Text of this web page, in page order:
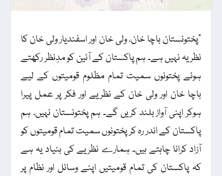
"پختونستان باچا خان، ولی خان اور اسفندیار ولی خان کا
نظریہ نہیں ہے۔ ہم پاکستان کے آئین کو مدِنظر رکھتے
ہوئے پختونوں سمیت تمام مظلوم قومیتوں کے لیے
باچا خان اور ولی خان کے نظریے اور فکر پر عمل پیرا
ہوکر اپنی آواز بلند کریں گے۔ ہم پختونستان نہیں، ہم
پاکستان کے اندر رہ کر پختونوں سمیت تمام قومیتوں کو
آزاد کرانا چاہتے ہیں۔ ہمارے نظریے کی بنیاد یہ ہے
کہ پاکستان کی تمام قومیتیں اپنے وسائل اور نظام پر